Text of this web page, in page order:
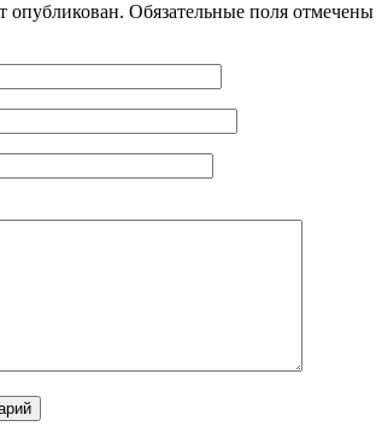
опубликован. Обязательные поля отмечены